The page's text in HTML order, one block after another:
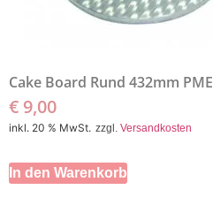
Cake Board Rund 432mm PME
€ 9,00
inkl. 20 % MwSt. zzgl. Versandkosten
In den Warenkorb